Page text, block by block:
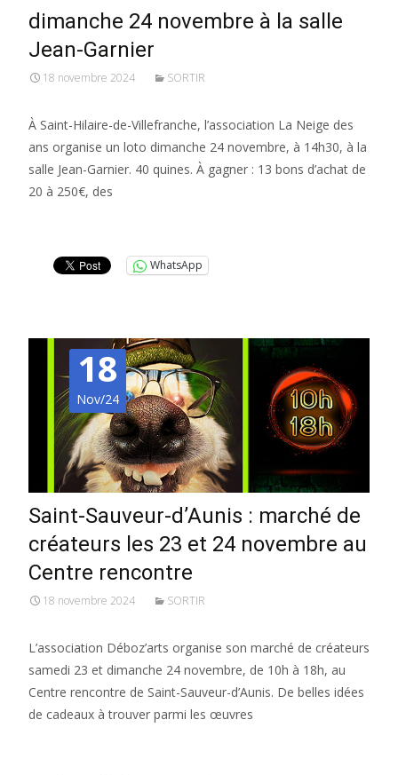
dimanche 24 novembre à la salle
Jean-Garnier
18 novembre 2024 SORTIR
À Saint-Hilaire-de-Villefranche, l’association La Neige des
ans organise un loto dimanche 24 novembre, à 14h30, à la
salle Jean-Garnier. 40 quines. À gagner : 13 bons d’achat de
20 à 250€, des
WhatsApp
18
Nov/24
Saint-Sauveur-d’Aunis : marché de
créateurs les 23 et 24 novembre au
Centre rencontre
18 novembre 2024 SORTIR
L’association Déboz’arts organise son marché de créateurs
samedi 23 et dimanche 24 novembre, de 10h à 18h, au
Centre rencontre de Saint-Sauveur-d’Aunis. De belles idées
de cadeaux à trouver parmi les œuvres